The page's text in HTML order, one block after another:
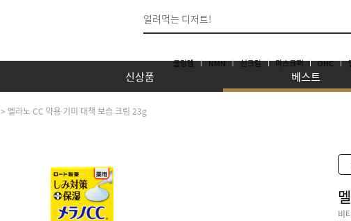
쿨링템 NMN 선크림 마스크팩 DHC
신상품 베스트
> 멜라노 CC 약용 기미 대책 보습 크림 23g
비